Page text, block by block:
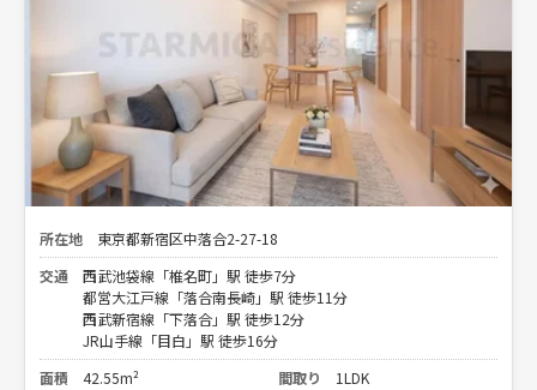
所在地
東京都新宿区中落合2-27-18
交通
西武池袋線「椎名町」駅 徒歩7分
都営大江戸線「落合南長崎」駅 徒歩11分
西武新宿線「下落合」駅 徒歩12分
JR山手線「目白」駅 徒歩16分
面積
42.55m² 間取り
1LDK